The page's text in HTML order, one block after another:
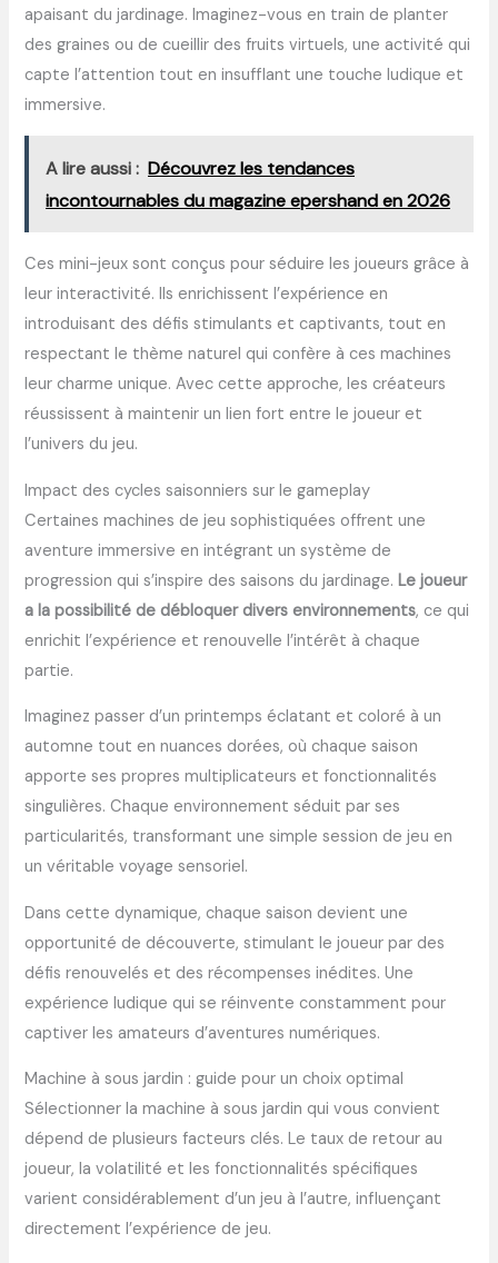
apaisant du jardinage. Imaginez-vous en train de planter
des graines ou de cueillir des fruits virtuels, une activité qui
capte l’attention tout en insufflant une touche ludique et
immersive.
A lire aussi : Découvrez les tendances
incontournables du magazine epershand en 2026
Ces mini-jeux sont conçus pour séduire les joueurs grâce à
leur interactivité. Ils enrichissent l’expérience en
introduisant des défis stimulants et captivants, tout en
respectant le thème naturel qui confère à ces machines
leur charme unique. Avec cette approche, les créateurs
réussissent à maintenir un lien fort entre le joueur et
l’univers du jeu.
Impact des cycles saisonniers sur le gameplay
Certaines machines de jeu sophistiquées offrent une
aventure immersive en intégrant un système de
progression qui s’inspire des saisons du jardinage. Le joueur
a la possibilité de débloquer divers environnements, ce qui
enrichit l’expérience et renouvelle l’intérêt à chaque
partie.
Imaginez passer d’un printemps éclatant et coloré à un
automne tout en nuances dorées, où chaque saison
apporte ses propres multiplicateurs et fonctionnalités
singulières. Chaque environnement séduit par ses
particularités, transformant une simple session de jeu en
un véritable voyage sensoriel.
Dans cette dynamique, chaque saison devient une
opportunité de découverte, stimulant le joueur par des
défis renouvelés et des récompenses inédites. Une
expérience ludique qui se réinvente constamment pour
captiver les amateurs d’aventures numériques.
Machine à sous jardin : guide pour un choix optimal
Sélectionner la machine à sous jardin qui vous convient
dépend de plusieurs facteurs clés. Le taux de retour au
joueur, la volatilité et les fonctionnalités spécifiques
varient considérablement d’un jeu à l’autre, influençant
directement l’expérience de jeu.